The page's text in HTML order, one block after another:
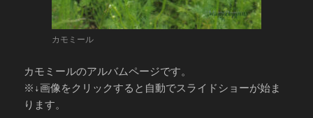
カモミール
カモミールのアルバムページです。
※↓画像をクリックすると自動でスライドショーが始ま
ります。